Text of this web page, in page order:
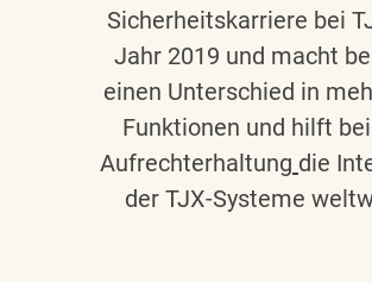
Sicherheitskarriere bei
Jahr 2019 und macht
einen Unterschied in
Funktionen und hilft
Aufrechterhaltung die
der TJX-Systeme